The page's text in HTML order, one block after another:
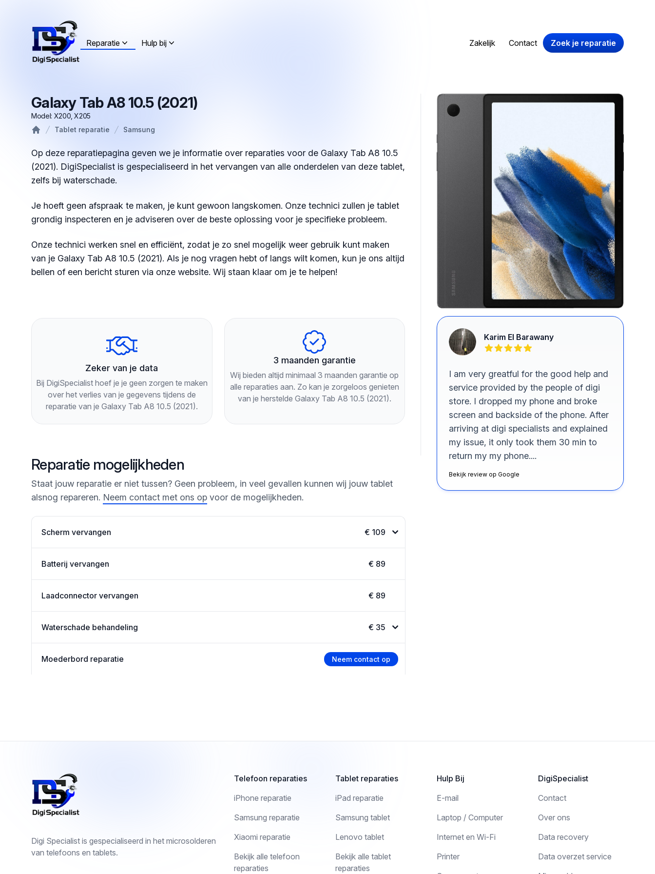
Reparatie Hulp bij Zakelijk Contact Zoek je reparatie
Galaxy Tab A8 10.5 (2021)
Model: X200, X205
Tablet reparatie Samsung
Bekijk review op Google
I am very greatful for the good help and
service provided by the people of digi
store. I dropped my phone and broke
screen and backside of the phone. After
arriving at digi specialists and explained
my issue, it only took them 30 min to
return my my phone....
Karim El Barawany
Op deze reparatiepagina geven we je informatie over reparaties voor de Galaxy Tab A8 10.5
(2021). DigiSpecialist is gespecialiseerd in het vervangen van alle onderdelen van deze tablet,
zelfs bij waterschade.
Je hoeft geen afspraak te maken, je kunt gewoon langskomen. Onze technici zullen je tablet
grondig inspecteren en je adviseren over de beste oplossing voor je specifieke probleem.
Onze technici werken snel en efficiënt, zodat je zo snel mogelijk weer gebruik kunt maken
van je Galaxy Tab A8 10.5 (2021). Als je nog vragen hebt of langs wilt komen, kun je ons altijd
bellen of een bericht sturen via onze website. Wij staan klaar om je te helpen!
Zeker van je data
Bij DigiSpecialist hoef je je geen zorgen te maken
over het verlies van je gegevens tijdens de
reparatie van je Galaxy Tab A8 10.5 (2021).
3 maanden garantie
Wij bieden altijd minimaal 3 maanden garantie op
alle reparaties aan. Zo kan je zorgeloos genieten
van je herstelde Galaxy Tab A8 10.5 (2021).
Reparatie mogelijkheden
Staat jouw reparatie er niet tussen? Geen probleem, in veel gevallen kunnen wij jouw tablet
alsnog repareren. Neem contact met ons op voor de mogelijkheden.
Scherm vervangen € 109
Batterij vervangen € 89
Laadconnector vervangen € 89
Waterschade behandeling € 35
Moederbord reparatie Neem contact op
Digi Specialist is gespecialiseerd in het microsolderen
van telefoons en tablets.
Telefoon reparaties
iPhone reparatie
Samsung reparatie
Xiaomi reparatie
Bekijk alle telefoon
reparaties
Tablet reparaties
iPad reparatie
Samsung tablet
Lenovo tablet
Bekijk alle tablet
reparaties
Hulp Bij
E-mail
Laptop / Computer
Internet en Wi-Fi
Printer
DigiSpecialist
Contact
Over ons
Data recovery
Data overzet service